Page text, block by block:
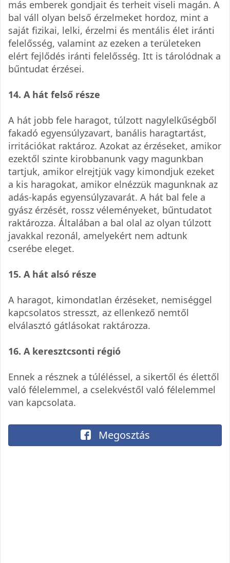
más emberek gondjait és terheit viseli magán. A
bal váll olyan belső érzelmeket hordoz, mint a
saját fizikai, lelki, érzelmi és mentális élet iránti
felelősség, valamint az ezeken a területeken
elért fejlődés iránti felelősség. Itt is tárolódnak a
bűntudat érzései.
14. A hát felső része
A hát jobb fele haragot, túlzott nagylelkűségből
fakadó egyensúlyzavart, banális haragtartást,
irritációkat raktároz. Azokat az érzéseket, amikor
ezektől szinte kirobbanunk vagy magunkban
tartjuk, amikor elrejtjük vagy kimondjuk ezeket
a kis haragokat, amikor elnézzük magunknak az
adás-kapás egyensúlyzavarát. A hát bal fele a
gyász érzését, rossz véleményeket, bűntudatot
raktározza. Általában a bal olal az olyan túlzott
javakkal rezonál, amelyekért nem adtunk
cserébe eleget.
15. A hát alsó része
A haragot, kimondatlan érzéseket, nemiséggel
kapcsolatos stresszt, az ellenkező nemtől
elválasztó gátlásokat raktározza.
16. A keresztcsonti régió
Ennek a résznek a túléléssel, a sikertől és élettől
való félelemmel, a cselekvéstől való félelemmel
van kapcsolata.
Megosztás